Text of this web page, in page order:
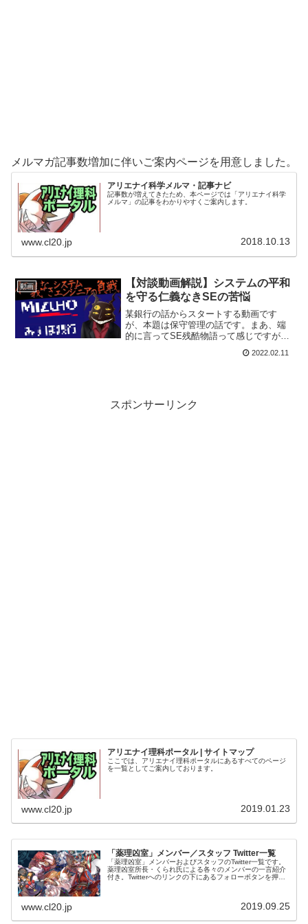
メルマガ記事数増加に伴いご案内ページを用意しました。
アリエナイ科学メルマ・記事ナビ
記事数が増えてきたため、本ページでは「アリエナイ科学
メルマ」の記事をわかりやすくご案内します。
www.cl20.jp 2018.10.13
動画
【対談動画解説】システムの平和
を守る仁義なきSEの苦悩
某銀行の話からスタートする動画です
が、本題は保守管理の話です。まあ、端
的に言ってSE残酷物語って感じですが、
たり前」を支えているのはどういう人達
2022.02.11
スポンサーリンク
アリエナイ理科ポータル | サイトマップ
ここでは、アリエナイ理科ポータルにあるすべてのページ
を一覧としてご案内しております。
www.cl20.jp 2019.01.23
「薬理凶室」メンバー／スタッフ Twitter一覧
「薬理凶室」メンバーおよびスタッフのTwitter一覧です。
薬理凶室所長・くられ氏による各々のメンバーの一言紹介
付き。Twitterへのリンクの下にあるフォローボタンを押す
www.cl20.jp 2019.09.25